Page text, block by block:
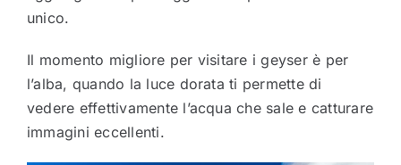
unico.
Il momento migliore per visitare i geyser è per
l’alba, quando la luce dorata ti permette di
vedere effettivamente l’acqua che sale e catturare
immagini eccellenti.